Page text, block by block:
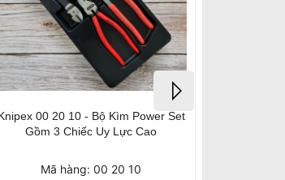
Combo Gia Đình Cơ Bản 5 Chi Tiết
02 02 180/ 26 12 200/ 88 02 250/
Mã hàng: Gia Đình 5